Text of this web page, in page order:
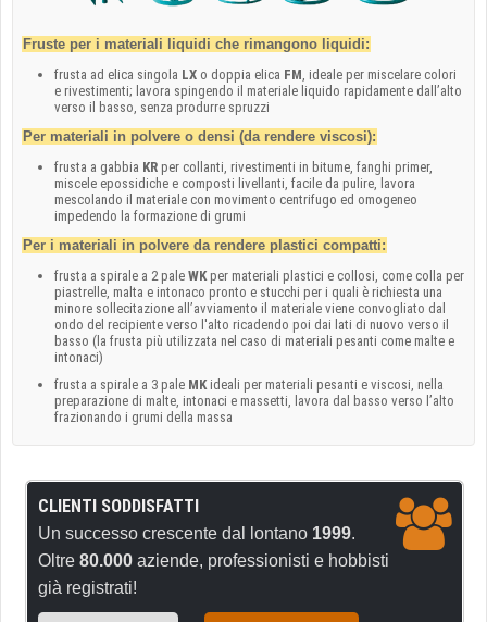
Fruste per i materiali liquidi che rimangono liquidi:
frusta ad elica singola LX o doppia elica FM, ideale per miscelare colori
e rivestimenti; lavora spingendo il materiale liquido rapidamente dall’alto
verso il basso, senza produrre spruzzi
Per materiali in polvere o densi (da rendere viscosi):
frusta a gabbia KR per collanti, rivestimenti in bitume, fanghi primer,
miscele epossidiche e composti livellanti, facile da pulire, lavora
mescolando il materiale con movimento centrifugo ed omogeneo
impedendo la formazione di grumi
Per i materiali in polvere da rendere plastici compatti:
frusta a spirale a 2 pale WKper materiali plastici e collosi, come colla per
piastrelle, malta e intonaco pronto e stucchi per i quali è richiesta una
minore sollecitazione all’avviamento il materiale viene convogliato dal
ondo del recipiente verso l'alto ricadendo poi dai lati di nuovo verso il
basso (la frusta più utilizzata nel caso di materiali pesanti come malte e
intonaci)
frusta a spirale a 3 pale MKideali per materiali pesanti e viscosi, nella
preparazione di malte, intonaci e massetti, lavora dal basso verso l’alto
frazionando i grumi della massa
CLIENTI SODDISFATTI
Un successo crescente dal lontano 1999.
Oltre 80.000 aziende, professionisti e hobbisti
già registrati!